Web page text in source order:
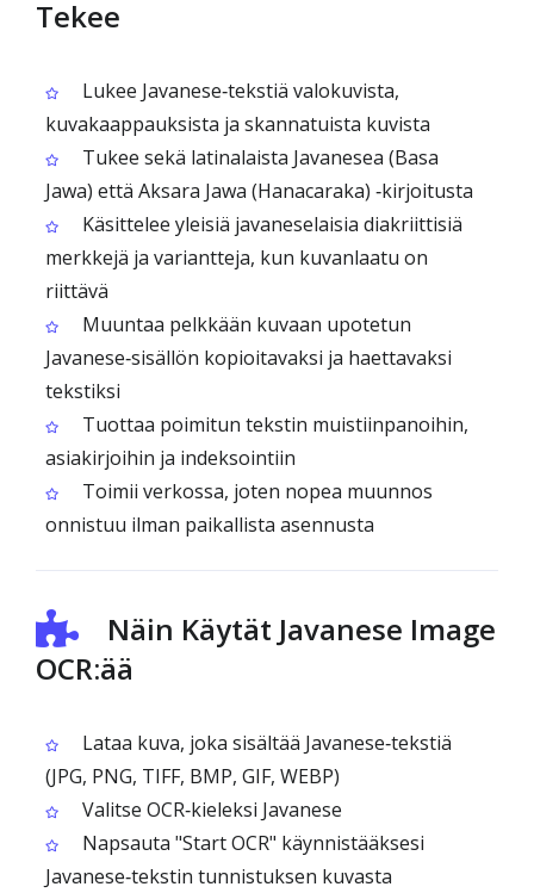
Tekee
Lukee Javanese‑tekstiä valokuvista,
kuvakaappauksista ja skannatuista kuvista
Tukee sekä latinalaista Javanesea (Basa
Jawa) että Aksara Jawa (Hanacaraka) ‑kirjoitusta
Käsittelee yleisiä javaneselaisia diakriittisiä
merkkejä ja variantteja, kun kuvanlaatu on
riittävä
Muuntaa pelkkään kuvaan upotetun
Javanese‑sisällön kopioitavaksi ja haettavaksi
tekstiksi
Tuottaa poimitun tekstin muistiinpanoihin,
asiakirjoihin ja indeksointiin
Toimii verkossa, joten nopea muunnos
onnistuu ilman paikallista asennusta
Näin Käytät Javanese Image
OCR:ää
Lataa kuva, joka sisältää Javanese‑tekstiä
(JPG, PNG, TIFF, BMP, GIF, WEBP)
Valitse OCR‑kieleksi Javanese
Napsauta "Start OCR" käynnistääksesi
Javanese‑tekstin tunnistuksen kuvasta